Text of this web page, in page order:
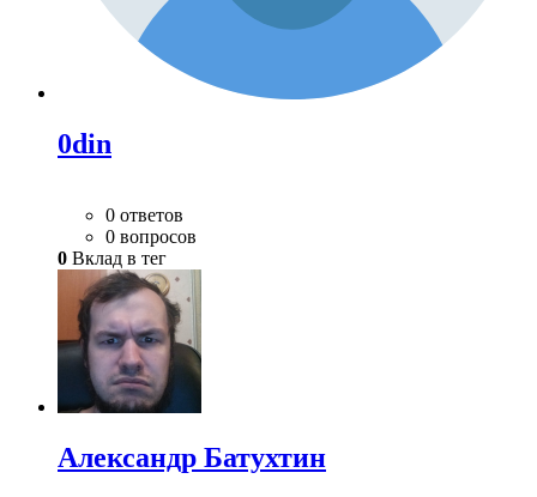
0din
0 ответов
0 вопросов
0 Вклад в тег
Александр Батухтин